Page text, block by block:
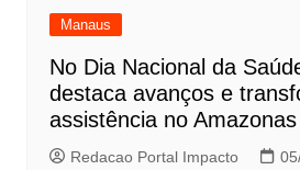
Manaus
No Dia Nacional da
destaca avanços e
assistência no Amazonas
Redacao Portal Impacto